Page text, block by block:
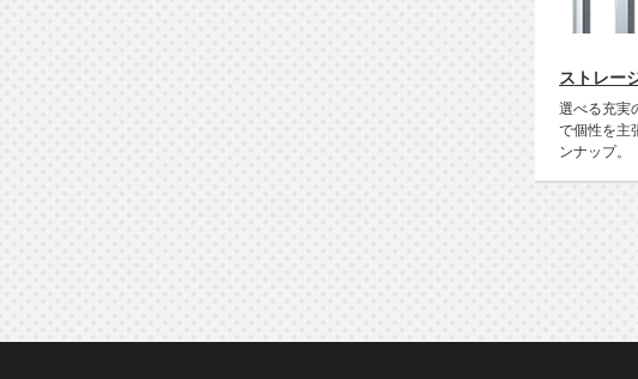
ストレー
選べる充実
で個性を主
ンナップ。